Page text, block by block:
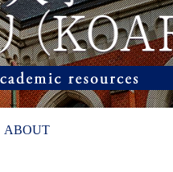
ABOUT